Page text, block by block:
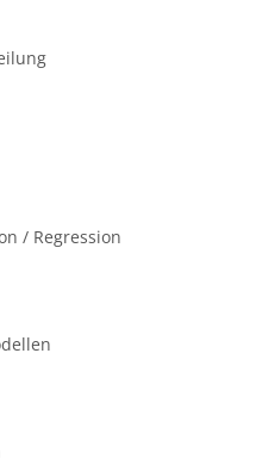
/ Regression